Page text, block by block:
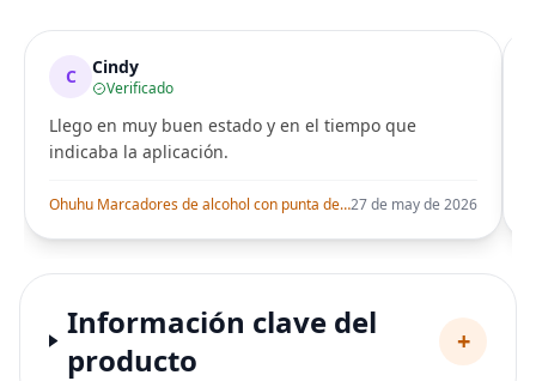
C Cindy
Verificado
Llego en muy buen estado y en el tiempo que
indicaba la aplicación.
Ohuhu Marcadores de alcohol con punta de pincel – Juego de marcadores artísticos de doble punta con certificación AP para artistas adultos27 de may de 2026
Información clave del
producto
+